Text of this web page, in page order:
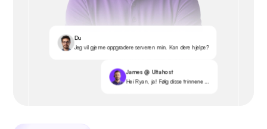
Du
Jeg vil gjerne oppgradere serveren min. Kan dere hjelpe?
James @ Ultahost
Hei Ryan, ja! Følg disse trinnene ...